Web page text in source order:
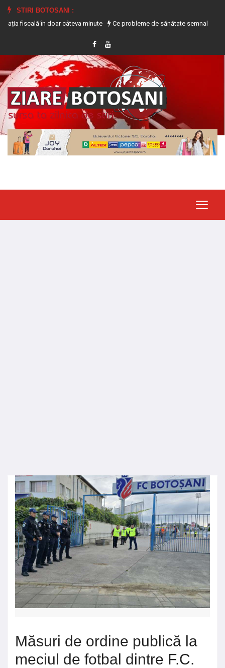
STIRI BOTOSANI :
în doar câteva minute
Ce probleme de sănătate semnalează
Măsuri de ordine publică la
meciul de fotbal dintre F.C.